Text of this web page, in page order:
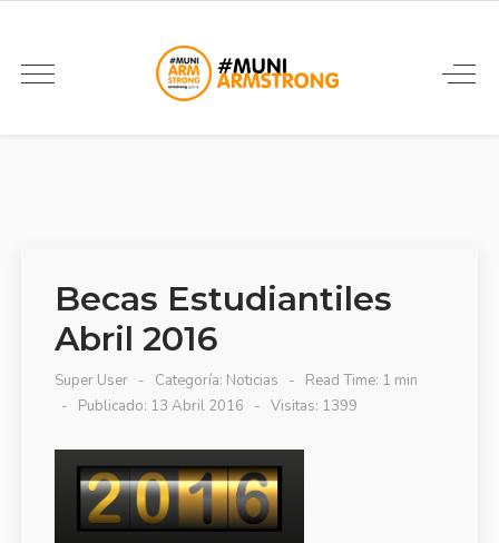
Becas Estudiantiles
Abril 2016
Super User Categoría: Noticias
Read Time: 1 min
Publicado: 13 Abril 2016
Visitas: 1399